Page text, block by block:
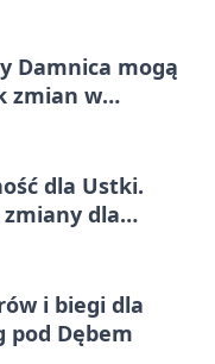
Damnica mogą
zmian w
dla Ustki.
dla
i biegi dla
pod Dębem